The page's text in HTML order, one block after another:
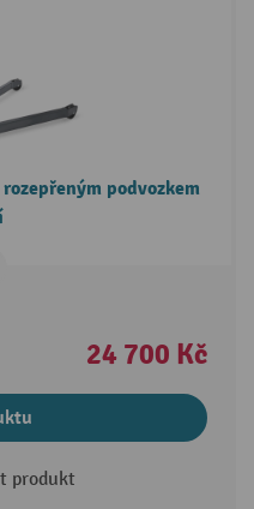
podvozkem
24 700 Kč
produkt